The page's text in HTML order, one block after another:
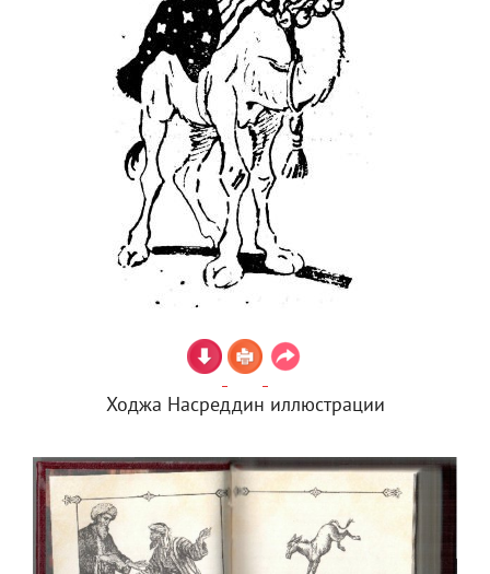
Ходжа Насреддин иллюстрации